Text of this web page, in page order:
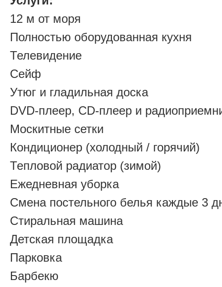
12 м от моря
Полностью оборудованная кухня
Телевидение
Сейф
Утюг и гладильная доска
DVD-плеер, CD-плеер и
Москитные сетки
Кондиционер (холодный / горячий)
Тепловой радиатор (зимой)
Ежедневная уборка
Смена постельного белья каждые 3
Стиральная машина
Детская площадка
Парковка
Барбекю